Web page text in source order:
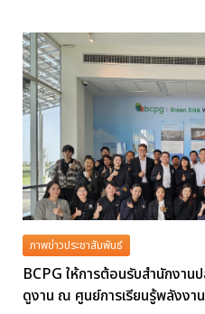
ภาพข่าวประชาสัมพันธ์
BCPG ให้การต้อนรับสำนักงาน
ดูงาน ณ ศูนย์การเรียนรู้พลังงา